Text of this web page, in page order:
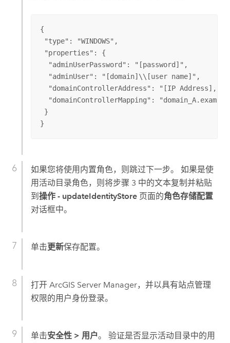
{
"type": "WINDOWS",
"properties": {
  "adminUserPassword": "[password]",
  "adminUser": "[domain]\\[user name]",
"domainControllerAddress": "[IP Address],
"domainControllerMapping":
}
}
如果您将使用内置角色，则跳过下一步。 如果是使
用活动目录角色，则将步骤 3 中的文本复制并粘贴
到 操作 - updateIdentityStore页面的角色存储配置
对话框中。
单击更新保存配置。
打开 ArcGIS Server Manager，并以具有站点管理
权限的用户身份登录。
单击安全性 > 用户。 验证是否显示活动目录中的用